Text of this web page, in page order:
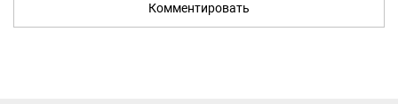
Комментировать